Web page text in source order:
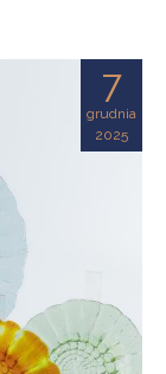
7
grudnia
2025